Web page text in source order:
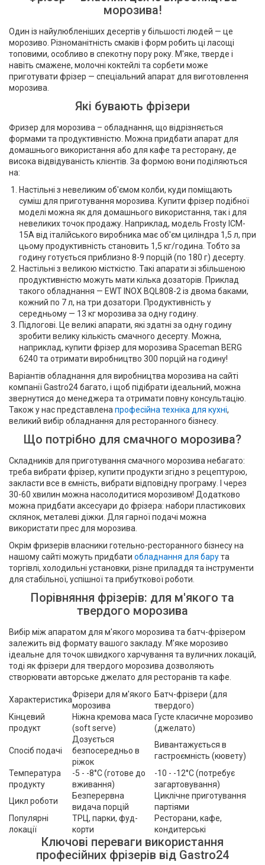
морозива!
Один із найулюбленіших десертів у більшості людей — це
морозиво. Різноманітність смаків і форм робить ці ласощі
топовими, особливо в спекотну пору року. М'яке, тверде і
навіть смажене, молочні коктейлі та сорбети може
приготувати фрізер — спеціальний апарат для виготовлення
морозива.
Які бувають фрізери
Фризер для морозива – обладнання, що відрізняється
формами та продуктивністю. Можна придбати апарат для
домашнього використання або для кафе та ресторану, де
висока відвідуваність клієнтів. За формою вони поділяються
на:
Настільні з невеликим об'ємом колби, куди поміщають
суміш для приготування морозива. Купити фрізер подібної
моделі можна як для домашнього використання, так і для
невеликих точок продажу. Наприклад, модель Frosty ICM-
15A від італійського виробника має об'єм циліндра 1,5 л, при
цьому продуктивність становить 1,5 кг/година. Тобто за
годину готується приблизно 8-9 порцій (по 180 г) десерту.
Настільні з великою місткістю. Такі апарати зі збільшеною
продуктивністю можуть мати кілька дозаторів. Приклад
такого обладнання — EWT INOX BQL808-2 із двома баками,
кожний по 7 л, на три дозатори. Продуктивність у
середньому — 13 кг морозива за одну годину.
Підлогові. Це великі апарати, які здатні за одну годину
зробити велику кількість смачного десерту. Можна,
наприклад, купити фрізер для морозива Spaceman BERG
6240 та отримати виробництво 300 порцій на годину!
Варіантів обладнання для виробництва морозива на сайті
компанії Gastro24 багато, і щоб підібрати ідеальний, можна
звернутися до менеджера та отримати повну консультацію.
Також у нас представлена професійна техніка для кухні,
великий вибір обладнання для ресторанного бізнесу.
Що потрібно для смачного морозива?
Складників для приготування смачного морозива небагато:
треба вибрати фрізер, купити продукти згідно з рецептурою,
закласти все в ємність, вибрати відповідну програму. І через
30-60 хвилин можна насолодитися морозивом! Додатково
можна придбати аксесуари до фрізера: набори пластикових
склянок, металеві діжки. Для гарної подачі можна
використати прес для морозива.
Окрім фризерів власники готельно-ресторанного бізнесу на
нашому сайті можуть придбати обладнання для барута
торгівлі, холодильні установки, різне приладдя та інструменти
для стабільної, успішної та прибуткової роботи.
Порівняння фрізерів: для м'якого та
твердого морозива
Вибір між апаратом для м'якого морозива та батч-фрізером
залежить від формату вашого закладу. М'яке морозиво
ідеальне для точок швидкого харчування та вуличних локацій,
тоді як фрізери для твердого морозива дозволяють
створювати авторське джелато для ресторанів та кафе.
Характеристика
Фрізери для м'якого
морозива
Батч-фрізери (для
твердого)
Кінцевий
продукт
Ніжна кремова маса
(soft serve)
Густе класичне морозиво
(джелато)
Спосіб подачі
Дозується
безпосередньо в
ріжок
Вивантажується в
гастроємність (кювету)
Температура
продукту
-5 - -8°C (готове до
вживання)
-10 - -12°C (потребує
загартовування)
Цикл роботи
Безперервна
видача порцій
Циклічне приготування
партіями
Популярні
локації
ТРЦ, парки, фуд-
корти
Ресторани, кафе,
кондитерські
Ключові переваги використання
професійних фрізерів від Gastro24